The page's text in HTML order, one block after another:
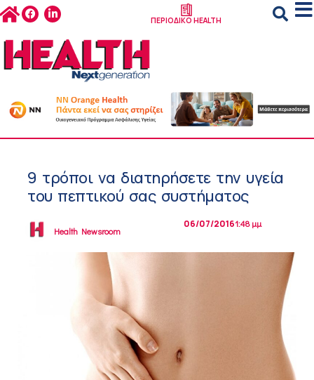
ΠΕΡΙΟΔΙΚΟ HEALTH
9 τρόποι να διατηρήσετε την υγεία
του πεπτικού σας συστήματος
Health Newsroom
06/07/20161:48 μμ